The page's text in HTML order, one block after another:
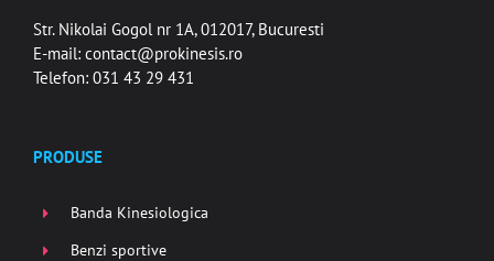
Str. Nikolai Gogol nr 1A, 012017, Bucuresti
E-mail: contact@prokinesis.ro
Telefon: 031 43 29 431
PRODUSE
Banda Kinesiologica
Benzi sportive